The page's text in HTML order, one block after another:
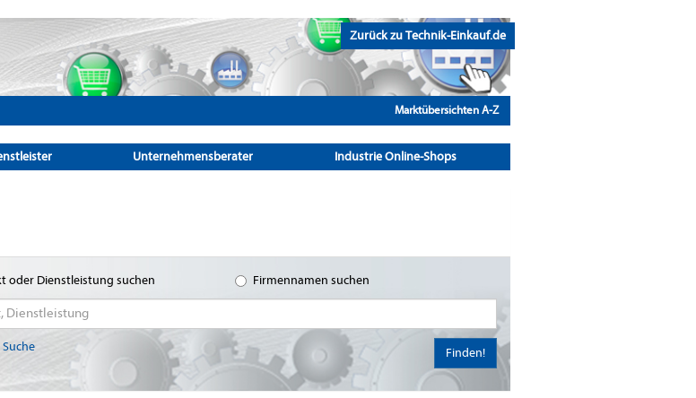
Zurück zu Technik-Einkauf.de
Marktübersichten A-Z
Unternehmensberater Industrie Online-Shops
oder Dienstleistung suchen Firmennamen suchen
Finden!